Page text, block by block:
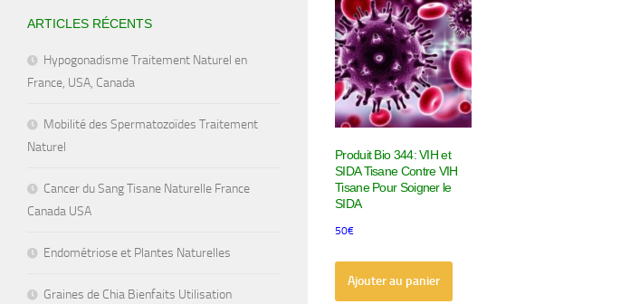
Produit Bio 344: VIH et
SIDA Tisane Contre VIH
Tisane Pour Soigner le
SIDA
50€
Ajouter au panier
ARTICLES RÉCENTS
Hypogonadisme Traitement Naturel en
France, USA, Canada
Mobilité des Spermatozoïdes Traitement
Naturel
Cancer du Sang Tisane Naturelle France
Canada USA
Endométriose et Plantes Naturelles
Graines de Chia Bienfaits Utilisation